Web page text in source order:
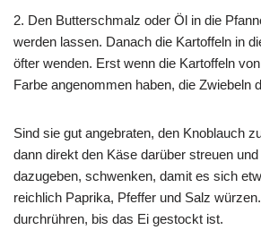
2. Den Butterschmalz oder Öl in die
werden lassen. Danach die Kartoffeln in
öfter wenden. Erst wenn die Kartoffeln
Farbe angenommen haben, die Zwiebeln
Sind sie gut angebraten, den Knoblauch
dann direkt den Käse darüber streuen
dazugeben, schwenken, damit es sich
reichlich Paprika, Pfeffer und Salz
durchrühren, bis das Ei gestockt ist.